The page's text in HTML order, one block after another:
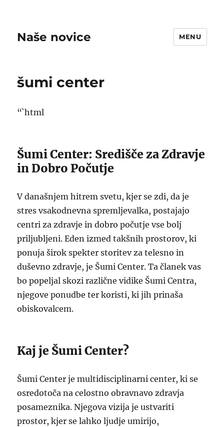
Naše novice MENU
šumi center
“`html
Šumi Center: Središče za Zdravje
in Dobro Počutje
V današnjem hitrem svetu, kjer se zdi, da je
stres vsakodnevna spremljevalka, postajajo
centri za zdravje in dobro počutje vse bolj
priljubljeni. Eden izmed takšnih prostorov, ki
ponuja širok spekter storitev za telesno in
duševno zdravje, je Šumi Center. Ta članek vas
bo popeljal skozi različne vidike Šumi Centra,
njegove ponudbe ter koristi, ki jih prinaša
obiskovalcem.
Kaj je Šumi Center?
Šumi Center je multidisciplinarni center, ki se
osredotoča na celostno obravnavo zdravja
posameznika. Njegova vizija je ustvariti
prostor, kjer se lahko ljudje umirijo,